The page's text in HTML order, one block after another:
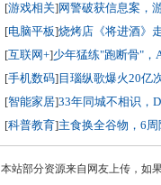
[游戏相关]网警破获信息案，
[电脑平板]烧烤店《将进酒》
[互联网+]少年猛练"跑断骨"，
[手机数码]目瑙纵歌爆火20亿
[智能家居]33年同城不相识，
[科普教育]主食换全谷物，6
本站部分资源来自网友上传，如